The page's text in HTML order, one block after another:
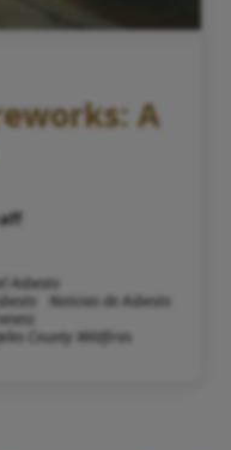
A
Asbesto
Noticias de Asbesto
County Wildfires